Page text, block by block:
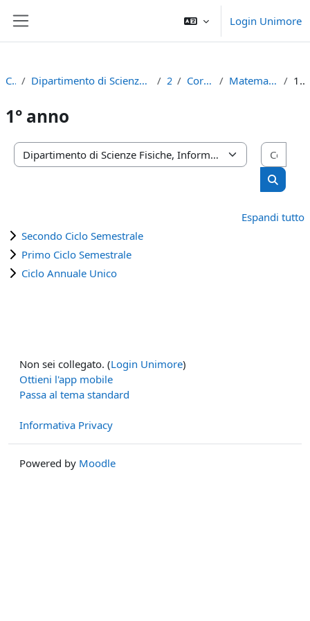
Login Unimore
Corsi Dipartimento di Scienze Fisiche, Informatiche e Matematiche 2023 Corso di Laurea Matematica (D.M. 270/04) 1° anno
1° anno
Categorie di corso
Cerca
Espandi tutto
Secondo Ciclo Semestrale
Primo Ciclo Semestrale
Ciclo Annuale Unico
Non sei collegato. (Login Unimore)
Ottieni l'app mobile
Passa al tema standard
Informativa Privacy
Powered by Moodle